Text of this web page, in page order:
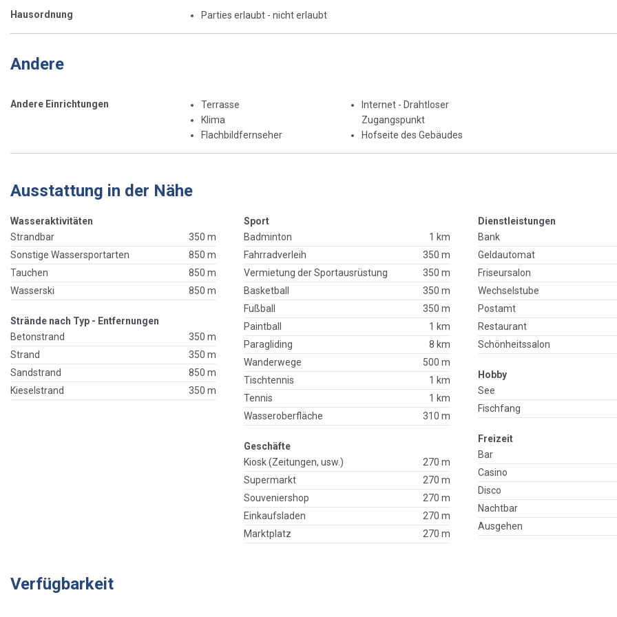
Hausordnung Parties erlaubt - nicht erlaubt
Andere
Andere Einrichtungen
Terrasse
Klima
Flachbildfernseher
Internet - Drahtloser
Zugangspunkt
Hofseite des Gebäudes
Ausstattung in der Nähe
Wasseraktivitäten
Strandbar
350 m
Sonstige Wassersportarten
850 m
Tauchen
850 m
Wasserski
850 m
Strände nach Typ - Entfernungen
Betonstrand
350 m
Strand
350 m
Sandstrand
850 m
Kieselstrand
350 m
Sport
Badminton
1 km
Fahrradverleih
350 m
Vermietung der Sportausrüstung
350 m
Basketball
350 m
Fußball
350 m
Paintball
1 km
Paragliding
8 km
Wanderwege
500 m
Tischtennis
1 km
Tennis
1 km
Wasseroberfläche
310 m
Geschäfte
Kiosk (Zeitungen, usw.)
270 m
Supermarkt
270 m
Souveniershop
270 m
Einkaufsladen
270 m
Marktplatz
270 m
Dienstleistungen
Bank
Geldautomat
Friseursalon
Wechselstube
Postamt
Restaurant
Schönheitssalon
Hobby
See
Fischfang
Freizeit
Bar
Casino
Disco
Nachtbar
Ausgehen
Verfügbarkeit